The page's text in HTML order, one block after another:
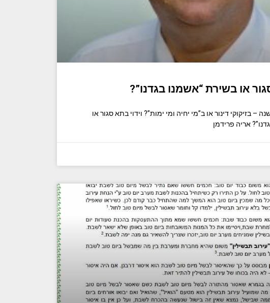
או בשירת “אשמנו בגדנו”?
– בזיקוקי דינור או ב”מי יחיה ומי ימות”? וידוי בתא סגור או
אריה פרידמן